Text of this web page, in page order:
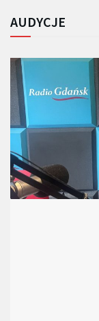
AUDYCJE